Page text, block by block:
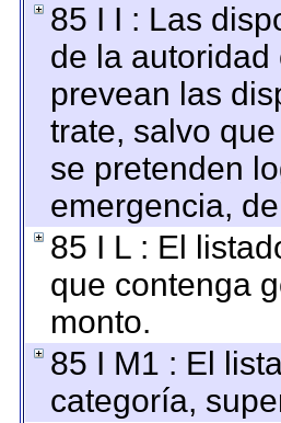
85 I I : Las
de la
prevean las
trate, salvo
se pretenden
emergencia,
85 I L : El
que contenga
monto.
85 I M1 : El
categoría,